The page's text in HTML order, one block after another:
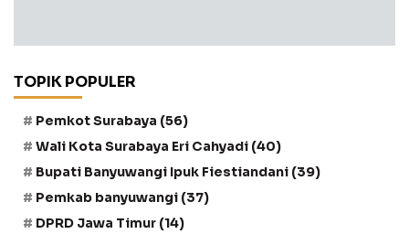
TOPIK POPULER
Pemkot Surabaya (56)
Wali Kota Surabaya Eri Cahyadi (40)
Bupati Banyuwangi Ipuk Fiestiandani (39)
Pemkab banyuwangi (37)
DPRD Jawa Timur (14)